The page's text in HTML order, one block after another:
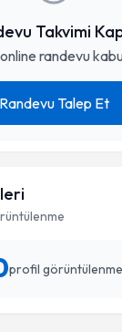
Takvimi
randevu
Randevu Talep Et
profil